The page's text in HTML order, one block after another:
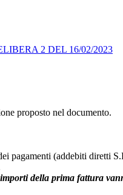
2 DEL 16/02/2023
proposto nel documento.
pagamenti (addebiti
della prima fattura